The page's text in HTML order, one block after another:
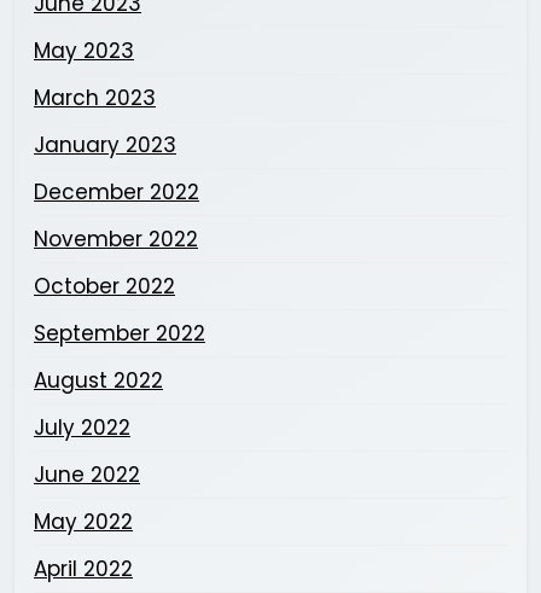
May 2023
March 2023
January 2023
December 2022
November 2022
October 2022
September 2022
August 2022
July 2022
June 2022
May 2022
April 2022